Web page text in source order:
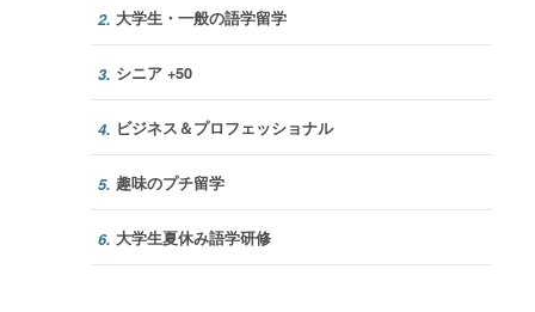
2. 大学生・一般の語学留学
3. シニア +50
4. ビジネス＆プロフェッショナル
5. 趣味のプチ留学
6. 大学生夏休み語学研修